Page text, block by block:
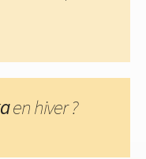
en hiver ?